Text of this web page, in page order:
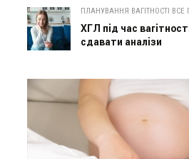
ПЛАНУВАННЯ ВАГІТНОСТІ ВСЕ
ХГЛ під час
сдавати аналізи